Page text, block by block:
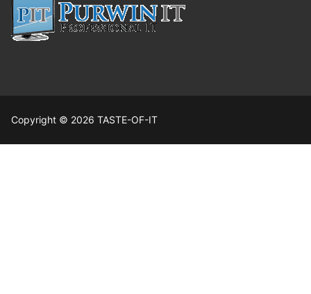
Copyright © 2026 TASTE-OF-IT